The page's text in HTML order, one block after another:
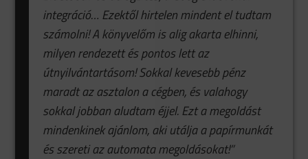
integráció… Ezektől hirtelen mindent el tudtam
számolni! A könyvelőm is alig akarta elhinni,
milyen rendezett és pontos lett az
útnyilvántartásom! Sokkal kevesebb pénz
maradt az asztalon a cégben, és valahogy
sokkal jobban aludtam éjjel. Ezt a megoldást
mindenkinek ajánlom, aki utálja a papírmunkát
és szereti az automata megoldásokat!”